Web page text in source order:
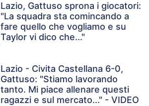
Lazio, Gattuso sprona i giocatori:
"La squadra sta comincando a
fare quello che vogliamo e su
Taylor vi dico che..."
Lazio - Civita Castellana 6-0,
Gattuso: "Stiamo lavorando
tanto. Mi piace allenare questi
ragazzi e sul mercato..." - VIDEO